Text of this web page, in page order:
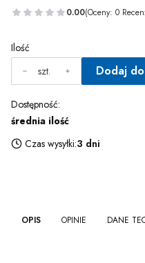
0.00(Oceny: 0
Ilość
szt.
Dodaj
Dostępność:
średnia ilość
Czas wysyłki:3 dni
OPIS OPINIE DANE